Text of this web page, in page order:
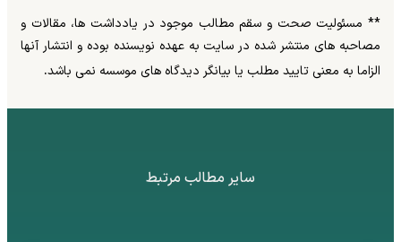
** مسئولیت صحت و سقم مطالب موجود در یادداشت ها، مقالات و
مصاحبه های منتشر شده در سایت به عهده نویسنده بوده و انتشار آنها
الزاما به معنی تایید مطلب یا بیانگر دیدگاه های موسسه نمی باشد.
سایر مطالب مرتبط